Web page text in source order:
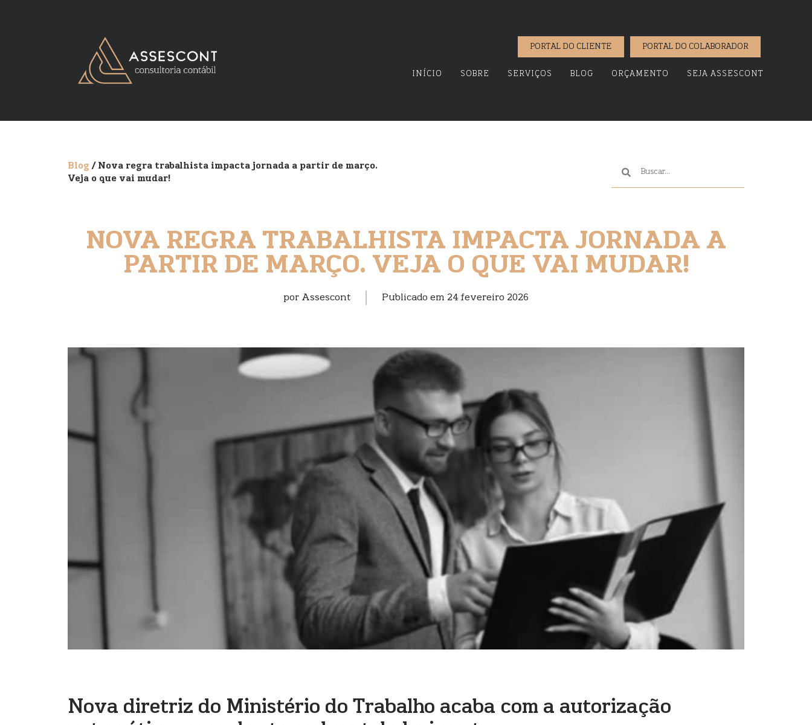
PORTAL DO CLIENTE PORTAL DO COLABORADOR
INÍCIO SOBRE SERVIÇOS BLOG ORÇAMENTO SEJA ASSESCONT
Blog / Nova regra trabalhista impacta jornada a partir de março.
Veja o que vai mudar!
NOVA REGRA TRABALHISTA IMPACTA JORNADA A
PARTIR DE MARÇO. VEJA O QUE VAI MUDAR!
por Assescont Publicado em 24 fevereiro 2026
Nova diretriz do Ministério do Trabalho acaba com a autorização